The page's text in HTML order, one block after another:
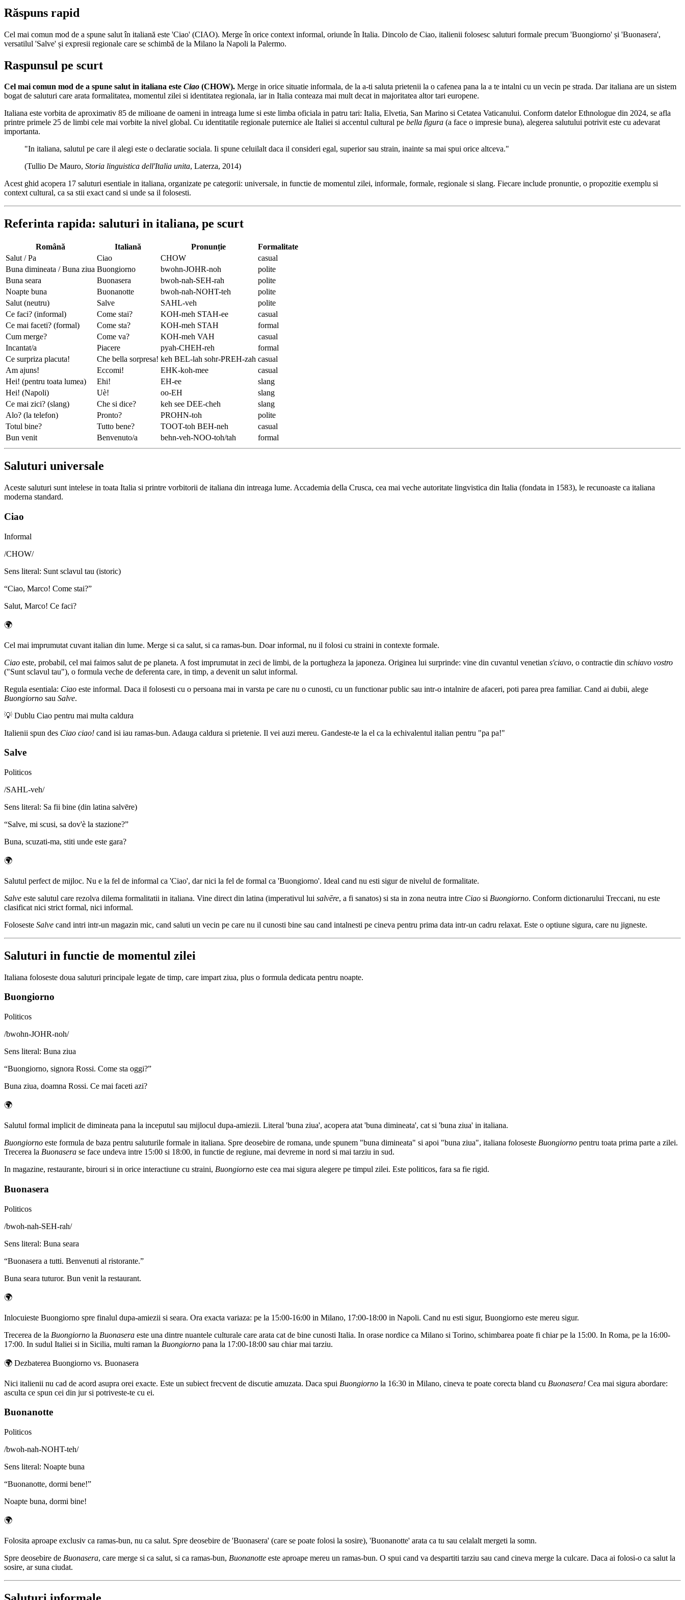
Răspuns rapid
Cel mai comun mod de a spune salut în italiană este 'Ciao' (CIAO). Merge în orice context informal, oriunde în Italia. Dincolo de Ciao, italienii folosesc saluturi formale precum 'Buongiorno' și 'Buonasera',
versatilul 'Salve' și expresii regionale care se schimbă de la Milano la Napoli la Palermo.
Raspunsul pe scurt
Cel mai comun mod de a spune salut in italiana este Ciao (CHOW). Merge in orice situatie informala, de la a-ti saluta prietenii la o cafenea pana la a te intalni cu un vecin pe strada. Dar italiana are un sistem
bogat de saluturi care arata formalitatea, momentul zilei si identitatea regionala, iar in Italia conteaza mai mult decat in majoritatea altor tari europene.
Italiana este vorbita de aproximativ 85 de milioane de oameni in intreaga lume si este limba oficiala in patru tari: Italia, Elvetia, San Marino si Cetatea Vaticanului. Conform datelor Ethnologue din 2024, se afla
printre primele 25 de limbi cele mai vorbite la nivel global. Cu identitatile regionale puternice ale Italiei si accentul cultural pe bella figura (a face o impresie buna), alegerea salutului potrivit este cu adevarat
importanta.
"In italiana, salutul pe care il alegi este o declaratie sociala. Ii spune celuilalt daca il consideri egal, superior sau strain, inainte sa mai spui orice altceva."
(Tullio De Mauro, Storia linguistica dell'Italia unita, Laterza, 2014)
Acest ghid acopera 17 saluturi esentiale in italiana, organizate pe categorii: universale, in functie de momentul zilei, informale, formale, regionale si slang. Fiecare include pronuntie, o propozitie exemplu si
context cultural, ca sa stii exact cand si unde sa il folosesti.
Referinta rapida: saluturi in italiana, pe scurt
Română Italiană Pronunție
Formalitate
Salut / Pa
Ciao CHOW
casual
Buna dimineata / Buna ziua Buongiorno bwohn-JOHR-noh
polite
Buna seara
Buonasera bwoh-nah-SEH-rah
polite
Noapte buna
Buonanotte bwoh-nah-NOHT-teh
polite
Salut (neutru)
Salve SAHL-veh
polite
Ce faci? (informal)
Come stai? KOH-meh STAH-ee
casual
Ce mai faceti? (formal)
Come sta? KOH-meh STAH
formal
Cum merge?
Come va? KOH-meh VAH
casual
Incantat/a
Piacere pyah-CHEH-reh
formal
Ce surpriza placuta!
Che bella sorpresa! keh BEL-lah sohr-PREH-zah casual
Am ajuns!
Eccomi! EHK-koh-mee
casual
Hei! (pentru toata lumea)
Ehi! EH-ee
slang
Hei! (Napoli)
Uè! oo-EH
slang
Ce mai zici? (slang)
Che si dice? keh see DEE-cheh
slang
Alo? (la telefon)
Pronto? PROHN-toh
polite
Totul bine?
Tutto bene? TOOT-toh BEH-neh
casual
Bun venit
Benvenuto/a behn-veh-NOO-toh/tah formal
Saluturi universale
Aceste saluturi sunt intelese in toata Italia si printre vorbitorii de italiana din intreaga lume. Accademia della Crusca, cea mai veche autoritate lingvistica din Italia (fondata in 1583), le recunoaste ca italiana
moderna standard.
Ciao
Informal
/CHOW/
Sens literal: Sunt sclavul tau (istoric)
“Ciao, Marco! Come stai?”
Salut, Marco! Ce faci?
🌍
Cel mai imprumutat cuvant italian din lume. Merge si ca salut, si ca ramas-bun. Doar informal, nu il folosi cu straini in contexte formale.
Ciao este, probabil, cel mai faimos salut de pe planeta. A fost imprumutat in zeci de limbi, de la portugheza la japoneza. Originea lui surprinde: vine din cuvantul venetian s'ciavo, o contractie din schiavo vostro
("Sunt sclavul tau"), o formula veche de deferenta care, in timp, a devenit un salut informal.
Regula esentiala: Ciao este informal. Daca il folosesti cu o persoana mai in varsta pe care nu o cunosti, cu un functionar public sau intr-o intalnire de afaceri, poti parea prea familiar. Cand ai dubii, alege
Buongiorno sau Salve.
💡 Dublu Ciao pentru mai multa caldura
Italienii spun des Ciao ciao! cand isi iau ramas-bun. Adauga caldura si prietenie. Il vei auzi mereu. Gandeste-te la el ca la echivalentul italian pentru "pa pa!"
Salve
Politicos
/SAHL-veh/
Sens literal: Sa fii bine (din latina salvēre)
“Salve, mi scusi, sa dov'è la stazione?”
Buna, scuzati-ma, stiti unde este gara?
🌍
Salutul perfect de mijloc. Nu e la fel de informal ca 'Ciao', dar nici la fel de formal ca 'Buongiorno'. Ideal cand nu esti sigur de nivelul de formalitate.
Salve este salutul care rezolva dilema formalitatii in italiana. Vine direct din latina (imperativul lui salvēre, a fi sanatos) si sta in zona neutra intre Ciao si Buongiorno. Conform dictionarului Treccani, nu este
clasificat nici strict formal, nici informal.
Foloseste Salve cand intri intr-un magazin mic, cand saluti un vecin pe care nu il cunosti bine sau cand intalnesti pe cineva pentru prima data intr-un cadru relaxat. Este o optiune sigura, care nu jigneste.
Saluturi in functie de momentul zilei
Italiana foloseste doua saluturi principale legate de timp, care impart ziua, plus o formula dedicata pentru noapte.
Buongiorno
Politicos
/bwohn-JOHR-noh/
Sens literal: Buna ziua
“Buongiorno, signora Rossi. Come sta oggi?”
Buna ziua, doamna Rossi. Ce mai faceti azi?
🌍
Salutul formal implicit de dimineata pana la inceputul sau mijlocul dupa-amiezii. Literal 'buna ziua', acopera atat 'buna dimineata', cat si 'buna ziua' in italiana.
Buongiorno este formula de baza pentru saluturile formale in italiana. Spre deosebire de romana, unde spunem "buna dimineata" si apoi "buna ziua", italiana foloseste Buongiorno pentru toata prima parte a zilei.
Trecerea la Buonasera se face undeva intre 15:00 si 18:00, in functie de regiune, mai devreme in nord si mai tarziu in sud.
In magazine, restaurante, birouri si in orice interactiune cu straini, Buongiorno este cea mai sigura alegere pe timpul zilei. Este politicos, fara sa fie rigid.
Buonasera
Politicos
/bwoh-nah-SEH-rah/
Sens literal: Buna seara
“Buonasera a tutti. Benvenuti al ristorante.”
Buna seara tuturor. Bun venit la restaurant.
🌍
Inlocuieste Buongiorno spre finalul dupa-amiezii si seara. Ora exacta variaza: pe la 15:00-16:00 in Milano, 17:00-18:00 in Napoli. Cand nu esti sigur, Buongiorno este mereu sigur.
Trecerea de la Buongiorno la Buonasera este una dintre nuantele culturale care arata cat de bine cunosti Italia. In orase nordice ca Milano si Torino, schimbarea poate fi chiar pe la 15:00. In Roma, pe la 16:00-
17:00. In sudul Italiei si in Sicilia, multi raman la Buongiorno pana la 17:00-18:00 sau chiar mai tarziu.
🌍 Dezbaterea Buongiorno vs. Buonasera
Nici italienii nu cad de acord asupra orei exacte. Este un subiect frecvent de discutie amuzata. Daca spui Buongiorno la 16:30 in Milano, cineva te poate corecta bland cu Buonasera! Cea mai sigura abordare:
asculta ce spun cei din jur si potriveste-te cu ei.
Buonanotte
Politicos
/bwoh-nah-NOHT-teh/
Sens literal: Noapte buna
“Buonanotte, dormi bene!”
Noapte buna, dormi bine!
🌍
Folosita aproape exclusiv ca ramas-bun, nu ca salut. Spre deosebire de 'Buonasera' (care se poate folosi la sosire), 'Buonanotte' arata ca tu sau celalalt mergeti la somn.
Spre deosebire de Buonasera, care merge si ca salut, si ca ramas-bun, Buonanotte este aproape mereu un ramas-bun. O spui cand va despartiti tarziu sau cand cineva merge la culcare. Daca ai folosi-o ca salut la
sosire, ar suna ciudat.